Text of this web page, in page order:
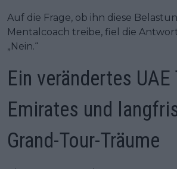
Auf die Frage, ob ihn diese
Mentalcoach treibe, fiel die
„Nein.“
Ein verändertes UAE
Emirates und
Grand-Tour-Träume